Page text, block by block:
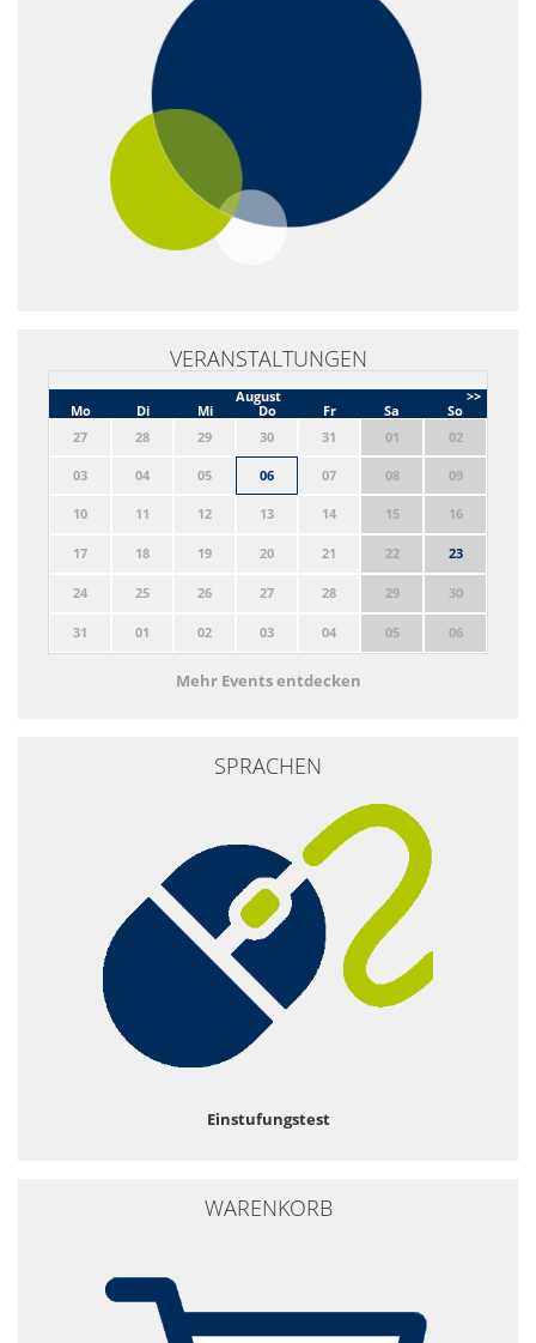
VERANSTALTUNGEN
>>
August
Mo
Di Mi Do Fr Sa
So
27
28 29 30 31 01 02
03 04 05 06 07 08 09
10 11 12 13 14 15 16
17 18 19 20 21 22 23
24 25 26 27 28 29 30
31 01 02 03 04 05 06
Mehr Events entdecken
SPRACHEN
Einstufungstest
WARENKORB